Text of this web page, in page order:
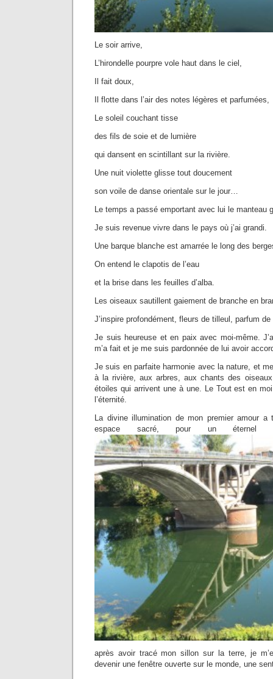
Le soir arrive,
L’hirondelle pourpre vole haut dans le ciel,
Il fait doux,
Il flotte dans l’air des notes légères et parfumées,
Le soleil couchant tisse
des fils de soie et de lumière
qui dansent en scintillant sur la rivière.
Une nuit violette glisse tout doucement
son voile de danse orientale sur le jour…
Le temps a passé emportant avec lui le manteau
Je suis revenue vivre dans le pays où j’ai grandi.
Une barque blanche est amarrée le long des
On entend le clapotis de l’eau
et la brise dans les feuilles d’alba.
Les oiseaux sautillent gaiement de branche en
J’inspire profondément, fleurs de tilleul, parfum de
Je suis heureuse et en paix avec moi-même.
m’a fait et je me suis pardonnée de lui avoir
Je suis en parfaite harmonie avec la nature, et
à la rivière, aux arbres, aux chants des
étoiles qui arrivent une à une. Le Tout est en
l’éternité.
La divine illumination de mon premier amour
espace sacré, pour un éternel
après avoir tracé mon sillon sur la terre, je
devenir une fenêtre ouverte sur le monde, une